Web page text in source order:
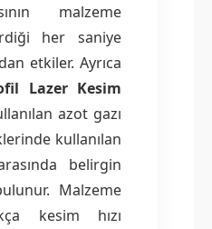
malzeme
her saniye
etkiler. Ayrıca
Lazer Kesim
azot gazı
kullanılan
belirgin
Malzeme
kesim hızı